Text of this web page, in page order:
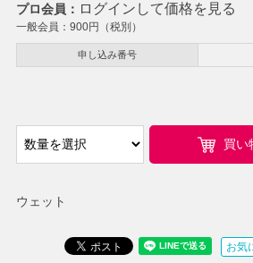
プロ会員： ログインして価格を見る
一般会員： 900円（税別）
申し込み番号
ウェット
買い
お気